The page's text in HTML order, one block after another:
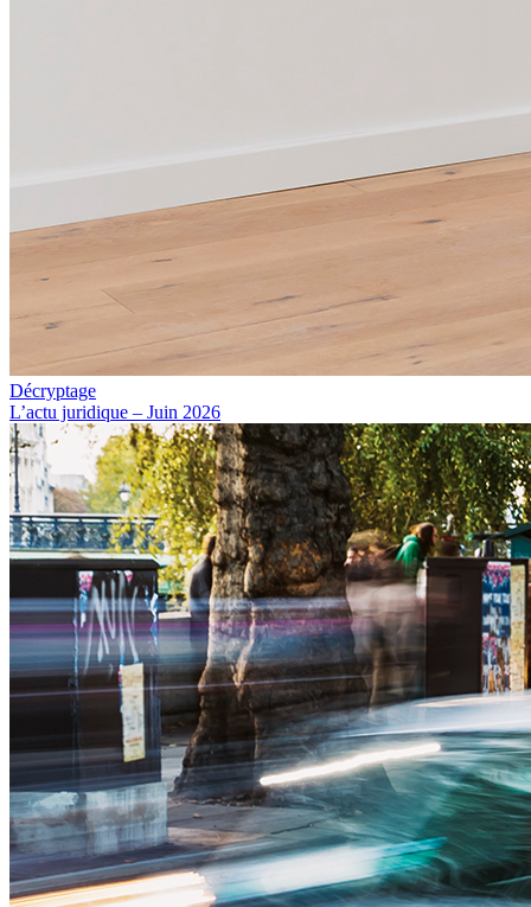
Décryptage
L’actu juridique – Juin 2026